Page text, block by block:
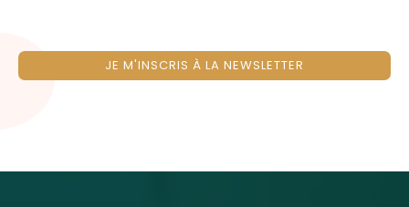
JE M'INSCRIS À LA NEWSLETTER